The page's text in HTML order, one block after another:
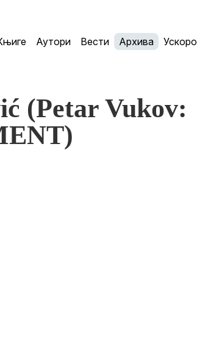
Аутори Вести Архива Ускоро
(Petar Vukov: